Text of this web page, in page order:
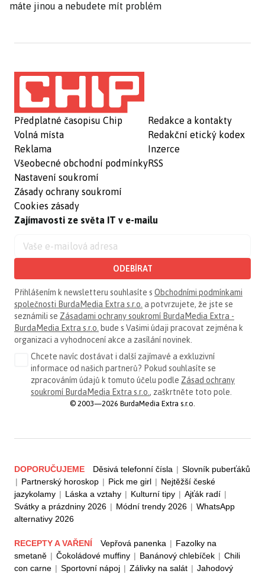
máte jinou a nebudete mít problém
Předplatné časopisu Chip
Volná místa
Reklama
Všeobecné obchodní podmínky
Nastavení soukromí
Zásady ochrany soukromí
Cookies zásady
Redakce a kontakty
Redakční etický kodex
Inzerce
RSS
Zajímavosti ze světa IT v e-mailu
ODEBÍRAT
Přihlášením k newsletteru souhlasíte s Obchodními podmínkami
společnosti BurdaMedia Extra s.r.o. a potvrzujete, že jste se
seznámili se Zásadami ochrany soukromí BurdaMedia Extra -
BurdaMedia Extra s.r.o. bude s Vašimi údaji pracovat zejména k
organizaci a vyhodnocení akce a zasílání novinek.
Chcete navíc dostávat i další zajímavé a exkluzivní
informace od našich partnerů? Pokud souhlasíte se
zpracováním údajů k tomuto účelu podle Zásad ochrany
soukromí BurdaMedia Extra s.r.o., zaškrtněte toto pole.
© 2003—2026 BurdaMedia Extra s.r.o.
DOPORUČUJEME Děsivá telefonní čísla | Slovník puberťáků
| Partnerský horoskop | Pick me girl | Nejtěžší české
jazykolamy | Láska a vztahy | Kulturní tipy | Ajťák radí |
Svátky a prázdniny 2026 | Módní trendy 2026 | WhatsApp
alternativy 2026
RECEPTY A VAŘENÍ Vepřová panenka | Fazolky na
smetaně | Čokoládové muffiny | Banánový chlebíček | Chili
con carne | Sportovní nápoj | Zálivky na salát | Jahodový